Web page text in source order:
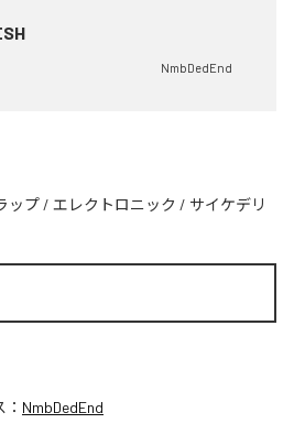
NmbDedEnd
ップ / エレクトロニック / サイケデリ
NmbDedEnd